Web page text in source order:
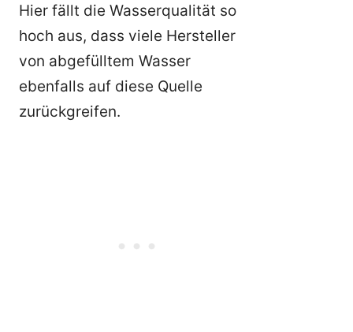
Hier fällt die Wasserqualität so
hoch aus, dass viele Hersteller
von abgefülltem Wasser
ebenfalls auf diese Quelle
zurückgreifen.